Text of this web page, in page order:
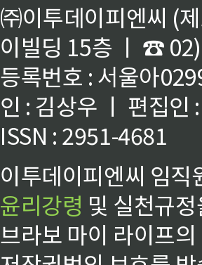
㈜이투데이피엔씨 (
이빌딩 15층 ㅣ ☎
등록번호 : 서울아
인 : 김상우 ㅣ 편집인
ISSN : 2951-4681
이투데이피엔씨 임
윤리강령 및 실천규
브라보 마이 라이프